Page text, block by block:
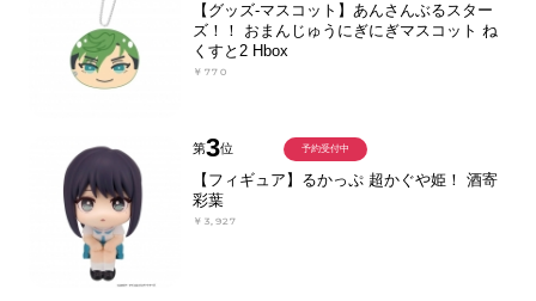
【グッズ-マスコット】あんさんぶるスター
ズ！！ おまんじゅうにぎにぎマスコット ね
くすと2 Hbox
￥770
第3位
【フィギュア】るかっぷ 超かぐや姫！ 酒寄
彩葉
￥3,927
予約受付中